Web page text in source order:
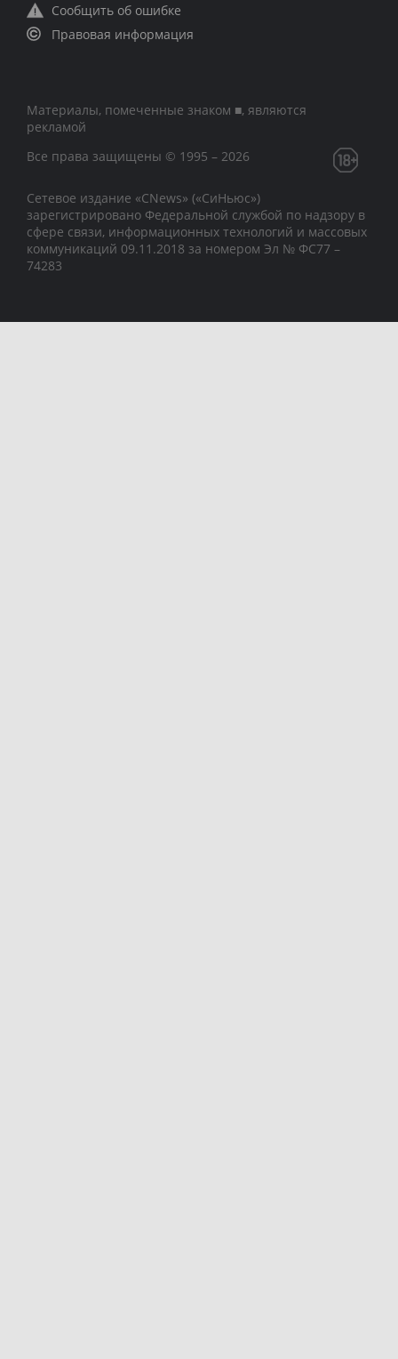
Сообщить об ошибке
Правовая информация
Материалы, помеченные знаком ■, являются
рекламой
Все права защищены © 1995 – 2026
Сетевое издание «CNews» («СиНьюс»)
зарегистрировано Федеральной службой по надзору в
сфере связи, информационных технологий и массовых
коммуникаций 09.11.2018 за номером Эл № ФС77 –
74283